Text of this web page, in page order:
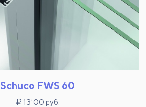
Schuco FWS 60
13100 руб.